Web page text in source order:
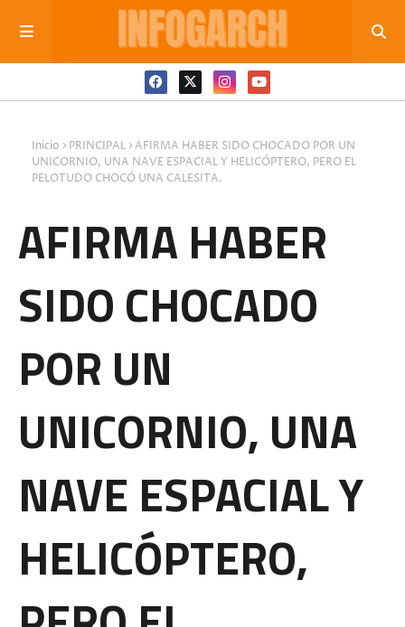
Inicio PRINCIPAL AFIRMA HABER SIDO CHOCADO POR UN
UNICORNIO, UNA NAVE ESPACIAL Y HELICÓPTERO, PERO EL
PELOTUDO CHOCÓ UNA CALESITA.
AFIRMA HABER
SIDO CHOCADO
POR UN
UNICORNIO, UNA
NAVE ESPACIAL Y
HELICÓPTERO,